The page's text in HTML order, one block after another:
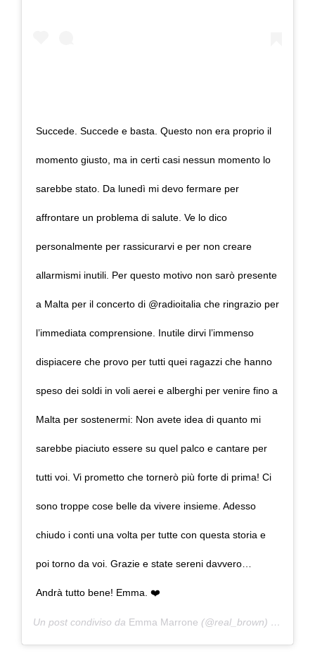
Succede. Succede e basta. Questo non era proprio il
momento giusto, ma in certi casi nessun momento lo
sarebbe stato. Da lunedì mi devo fermare per
affrontare un problema di salute. Ve lo dico
personalmente per rassicurarvi e per non creare
allarmismi inutili. Per questo motivo non sarò presente
a Malta per il concerto di @radioitalia che ringrazio per
l’immediata comprensione. Inutile dirvi l’immenso
dispiacere che provo per tutti quei ragazzi che hanno
speso dei soldi in voli aerei e alberghi per venire fino a
Malta per sostenermi: Non avete idea di quanto mi
sarebbe piaciuto essere su quel palco e cantare per
tutti voi. Vi prometto che tornerò più forte di prima! Ci
sono troppe cose belle da vivere insieme. Adesso
chiudo i conti una volta per tutte con questa storia e
poi torno da voi. Grazie e state sereni davvero…
Andrà tutto bene! Emma. ❤️
Un post condiviso da Emma Marrone (@real_brown) in data: